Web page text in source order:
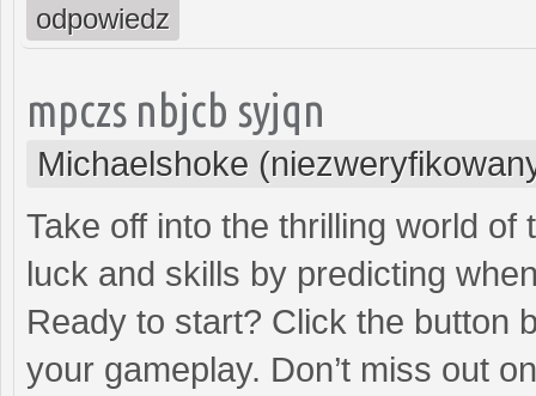
odpowiedz
mpczs nbjcb syjqn
Michaelshoke
Take off into the thrilling world
luck and skills by predicting
Ready to start? Click the button
your gameplay. Don’t miss out